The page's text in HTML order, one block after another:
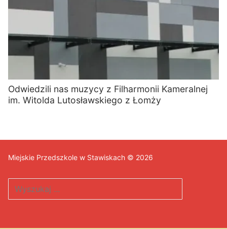
Odwiedzili nas muzycy z Filharmonii Kameralnej
im. Witolda Lutosławskiego z Łomży
Miejskie Przedszkole w Stawiskach © 2026
Szukaj